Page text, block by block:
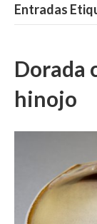
Entradas
Dorada
hinojo